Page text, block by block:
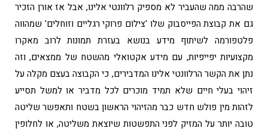
שהרבה ממה שהעביר לא מספיק רלוונטי אלינו, אבל אז אורן הזכיר
גם את קבוצת הפייסבוק שלו 'צילום פרוקי רגליים וזוחלים' שמהווה
פלטפורמה לשיתוף מידע בנושא בעזרת תמונות לרוב מאקרו
מקצועיות יפייפיות, עם מידע אקטואלי מהשטח של ממצאים, וזה
נתן את הקשר הרלוונטי אלינו המדבירים, כי הקבוצה בעצם מקלה על
זיהוי בעלי חיים שלא תמיד מוכרים לכל מדביר או למשל תסייע
לזהות מין פולש חדש כבר מהזיהוי הראשון בשטח ותאפשר שליטה
טובה יותר על המזיק לפני התפשטות שיוצאת משליטה, או לחלופין